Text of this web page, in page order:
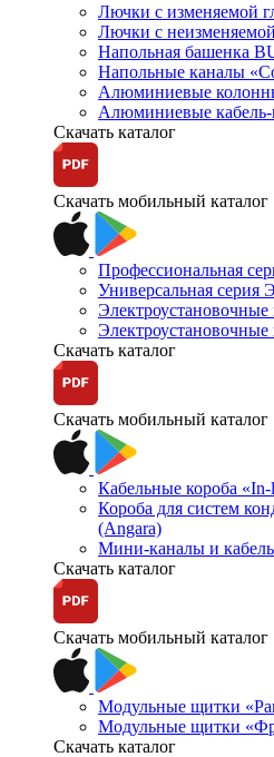
Лючки с изменяемой
Лючки с
Напольная башенка
Напольные каналы
Алюминиевые
Алюминиевые
Скачать каталог
Скачать мобильный каталог
Профессиональная
Универсальная серия
Электроустановочные
Скачать каталог
Скачать мобильный каталог
Кабельные короба
Короба для систем
(Angara)
Мини-каналы и
Скачать каталог
Скачать мобильный каталог
Модульные щитки
Модульные щитки
Скачать каталог